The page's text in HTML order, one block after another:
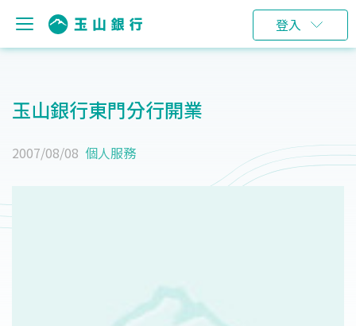
登入
玉山銀行東門分行開業
2007/08/08 個人服務